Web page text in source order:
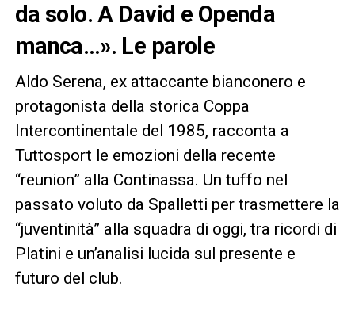
da solo. A David e Openda
manca…». Le parole
Aldo Serena, ex attaccante bianconero e
protagonista della storica Coppa
Intercontinentale del 1985, racconta a
Tuttosport le emozioni della recente
“reunion” alla Continassa. Un tuffo nel
passato voluto da Spalletti per trasmettere la
“juventinità” alla squadra di oggi, tra ricordi di
Platini e un’analisi lucida sul presente e
futuro del club.